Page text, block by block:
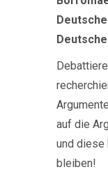
auf die
und diese
bleiben!